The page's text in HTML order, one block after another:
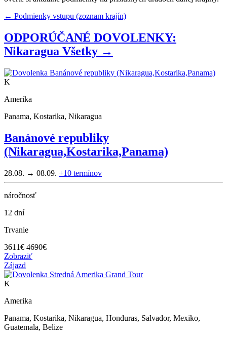
← Podmienky vstupu (zoznam krajín)
ODPORÚČANÉ DOVOLENKY:
Nikaragua Všetky →
K
Amerika
Panama, Kostarika, Nikaragua
Banánové republiky
(Nikaragua,Kostarika,Panama)
28.08. → 08.09. +10 termínov
náročnosť
12 dní
Trvanie
3611€ 4690€
Zobraziť
Zájazd
K
Amerika
Panama, Kostarika, Nikaragua, Honduras, Salvador, Mexiko,
Guatemala, Belize